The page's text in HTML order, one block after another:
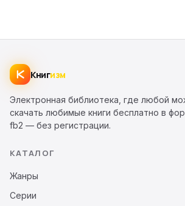
Книгизм
Электронная библиотека, где любой
скачать любимые книги бесплатно в
fb2 — без регистрации.
КАТАЛОГ
Жанры
Серии